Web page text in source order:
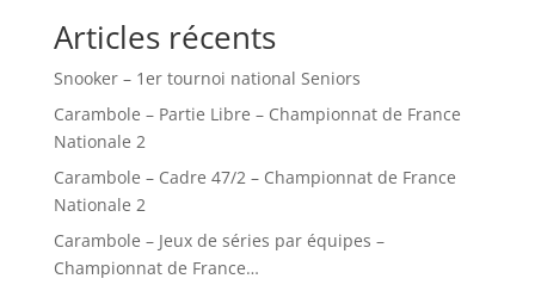
Articles récents
Snooker – 1er tournoi national Seniors
Carambole – Partie Libre – Championnat de France
Nationale 2
Carambole – Cadre 47/2 – Championnat de France
Nationale 2
Carambole – Jeux de séries par équipes –
Championnat de France…